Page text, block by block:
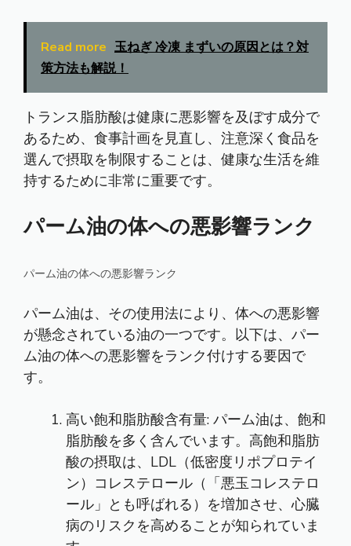
Read more 玉ねぎ 冷凍 まずいの原因とは？対
策方法も解説！
トランス脂肪酸は健康に悪影響を及ぼす成分で
あるため、食事計画を見直し、注意深く食品を
選んで摂取を制限することは、健康な生活を維
持するために非常に重要です。
パーム油の体への悪影響ランク
パーム油の体への悪影響ランク
パーム油は、その使用法により、体への悪影響
が懸念されている油の一つです。以下は、パー
ム油の体への悪影響をランク付けする要因で
す。
高い飽和脂肪酸含有量: パーム油は、飽和
脂肪酸を多く含んでいます。高飽和脂肪
酸の摂取は、LDL（低密度リポプロテイ
ン）コレステロール（「悪玉コレステロ
ール」とも呼ばれる）を増加させ、心臓
病のリスクを高めることが知られていま